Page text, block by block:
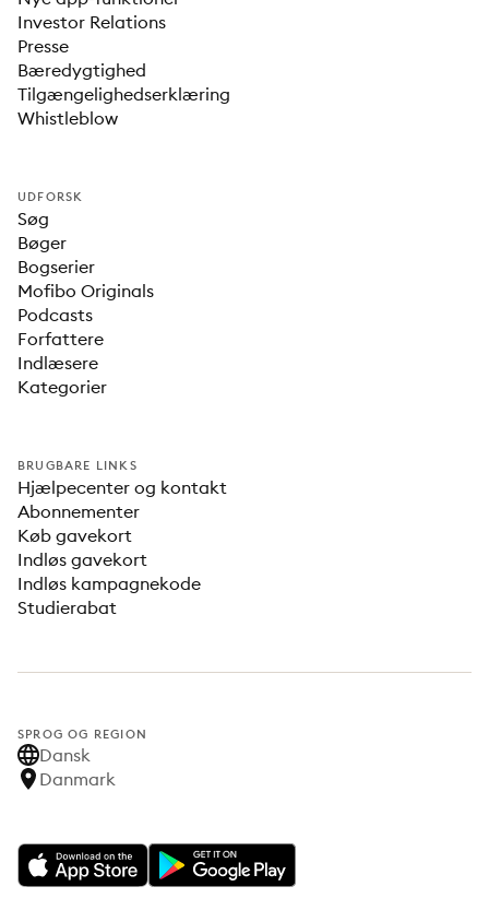
Investor Relations
Presse
Bæredygtighed
Tilgængelighedserklæring
Whistleblow
UDFORSK
Søg
Bøger
Bogserier
Mofibo Originals
Podcasts
Forfattere
Indlæsere
Kategorier
BRUGBARE LINKS
Hjælpecenter og kontakt
Abonnementer
Køb gavekort
Indløs gavekort
Indløs kampagnekode
Studierabat
SPROG OG REGION
Dansk
Danmark